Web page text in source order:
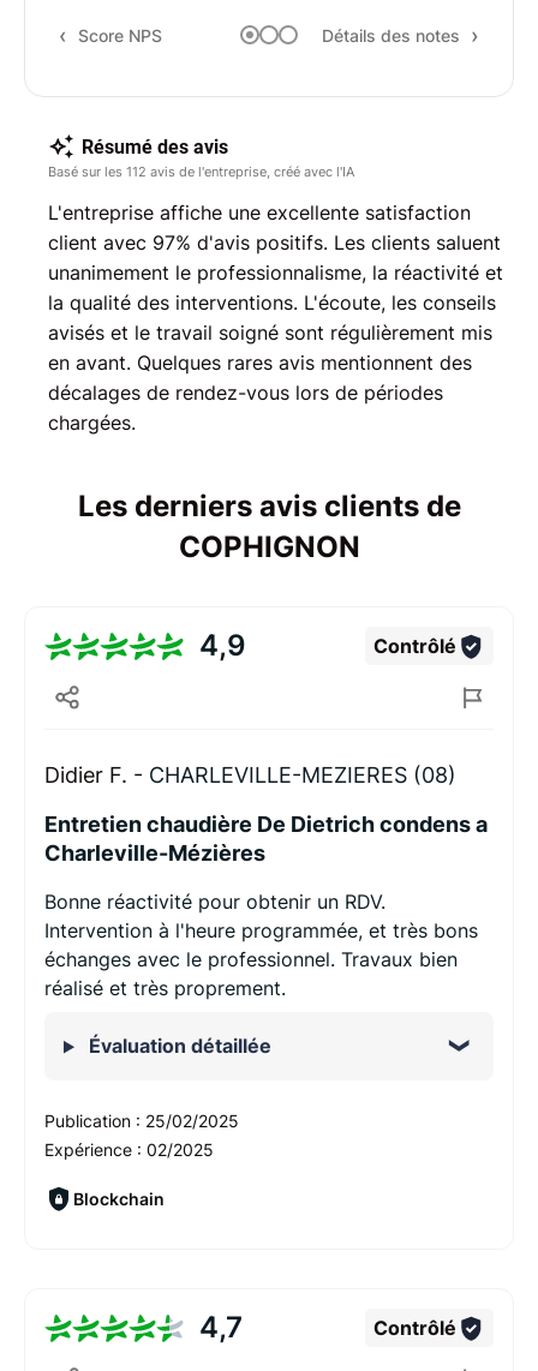
Score NPS Détails des notes
Résumé des avis
Basé sur les 112 avis de l'entreprise, créé avec l'IA
L'entreprise affiche une excellente satisfaction
client avec 97% d'avis positifs. Les clients saluent
unanimement le professionnalisme, la réactivité et
la qualité des interventions. L'écoute, les conseils
avisés et le travail soigné sont régulièrement mis
en avant. Quelques rares avis mentionnent des
décalages de rendez-vous lors de périodes
chargées.
Les derniers avis clients de
COPHIGNON
4,9 Contrôlé
Didier F. - CHARLEVILLE-MEZIERES (08)
Entretien chaudière De Dietrich condens a
Charleville-Mézières
Bonne réactivité pour obtenir un RDV.
Intervention à l'heure programmée, et très bons
échanges avec le professionnel. Travaux bien
réalisé et très proprement.
Évaluation détaillée
Publication : 25/02/2025
Expérience : 02/2025
Blockchain
4,7 Contrôlé